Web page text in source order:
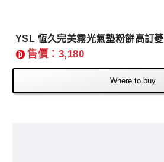
YSL 恆久完美霧光氣墊粉餅高訂
售價：3,180
Where to buy